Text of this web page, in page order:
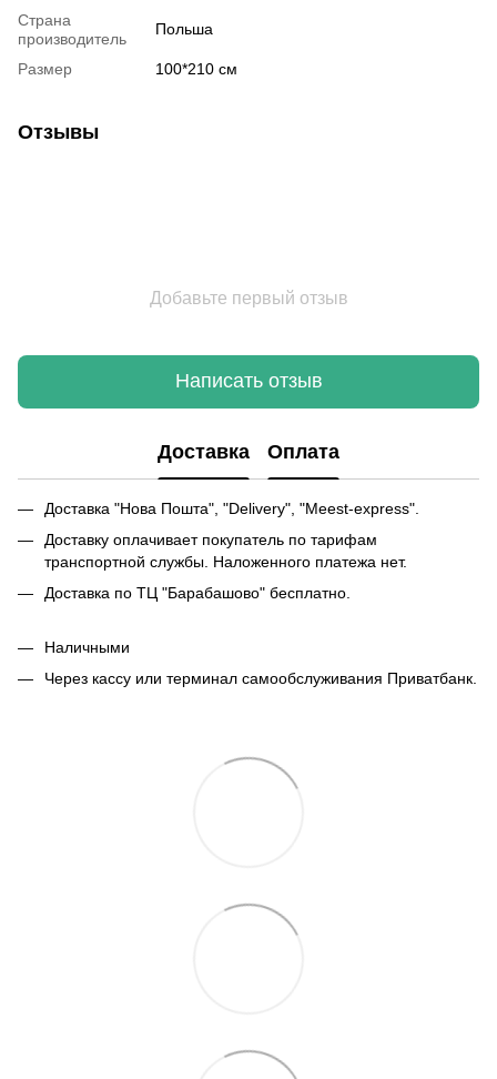
Страна
производитель
Польша
Размер 100*210 см
Отзывы
Добавьте первый отзыв
Написать отзыв
Доставка Оплата
Доставка "Нова Пошта", "Delivery", "Meest-express".
Доставку оплачивает покупатель по тарифам
транспортной службы. Наложенного платежа нет.
Доставка по ТЦ "Барабашово" бесплатно.
Наличными
Через кассу или терминал самообслуживания Приватбанк.